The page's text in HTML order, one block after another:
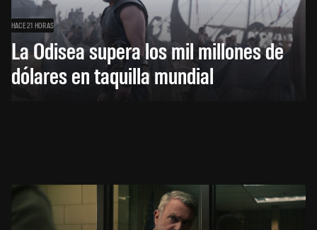
HACE 21 HORAS
La Odisea supera los mil millones de
dólares en taquilla mundial